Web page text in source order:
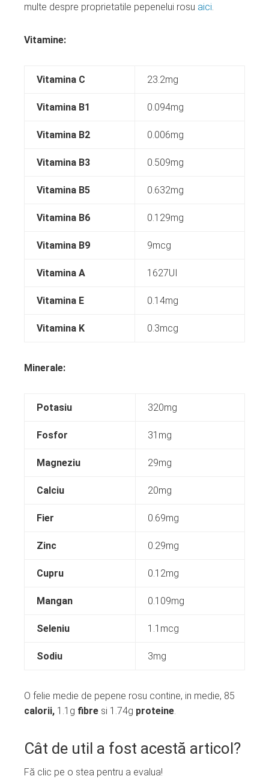
multe despre proprietatile pepenelui rosu aici.
Vitamine:
Vitamina C 23.2mg
Vitamina B1 0.094mg
Vitamina B2 0.006mg
Vitamina B3 0.509mg
Vitamina B5 0.632mg
Vitamina B6 0.129mg
Vitamina B9 9mcg
Vitamina A 1627UI
Vitamina E 0.14mg
Vitamina K 0.3mcg
Minerale:
Potasiu 320mg
Fosfor 31mg
Magneziu 29mg
Calciu 20mg
Fier 0.69mg
Zinc 0.29mg
Cupru 0.12mg
Mangan 0.109mg
Seleniu 1.1mcg
Sodiu 3mg
O felie medie de pepene rosu contine, in medie, 85
calorii, 1.1g fibre si 1.74g proteine.
Cât de util a fost acestă articol?
Fă clic pe o stea pentru a evalua!